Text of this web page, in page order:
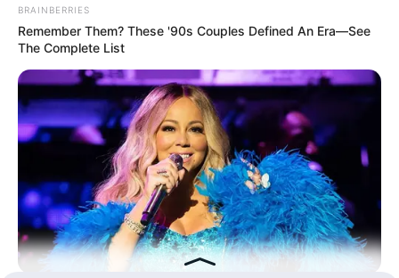
BRAINBERRIES
Remember Them? These '90s Couples Defined An Era—See
The Complete List